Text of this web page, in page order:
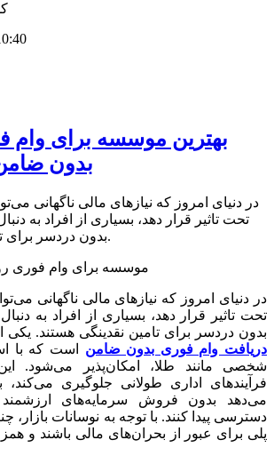
بهترین موسسه برای وام
بدون
در دنیای امروز که نیازهای مالی ناگهانی
تحت تاثیر قرار دهد، بسیاری از افراد به
بدون دردسر برای تامین نقدینگی هستند.
در دنیای امروز که نیازهای مالی ناگهانی
تحت تاثیر قرار دهد، بسیاری از افراد به
بدون دردسر برای تامین نقدینگی هستند. یکی
دریافت وام فوری بدون ضامن
است که با
شخصی مانند طلا، امکان‌پذیر می‌شود.
فرآیندهای اداری طولانی جلوگیری می‌کند،
می‌دهد بدون فروش سرمایه‌های
دسترسی پیدا کنند. با توجه به نوسانات بازار،
پلی برای عبور از بحران‌های مالی باشند و